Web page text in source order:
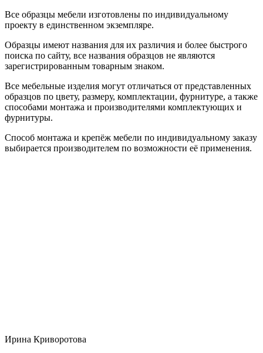
Все образцы мебели изготовлены по индивидуальному
проекту в единственном экземпляре.
Образцы имеют названия для их различия и более быстрого
поиска по сайту, все названия образцов не являются
зарегистрированным товарным знаком.
Все мебельные изделия могут отличаться от представленных
образцов по цвету, размеру, комплектации, фурнитуре, а также
способами монтажа и производителями комплектующих и
фурнитуры.
Способ монтажа и крепёж мебели по индивидуальному заказу
выбирается производителем по возможности её применения.
Ирина Криворотова